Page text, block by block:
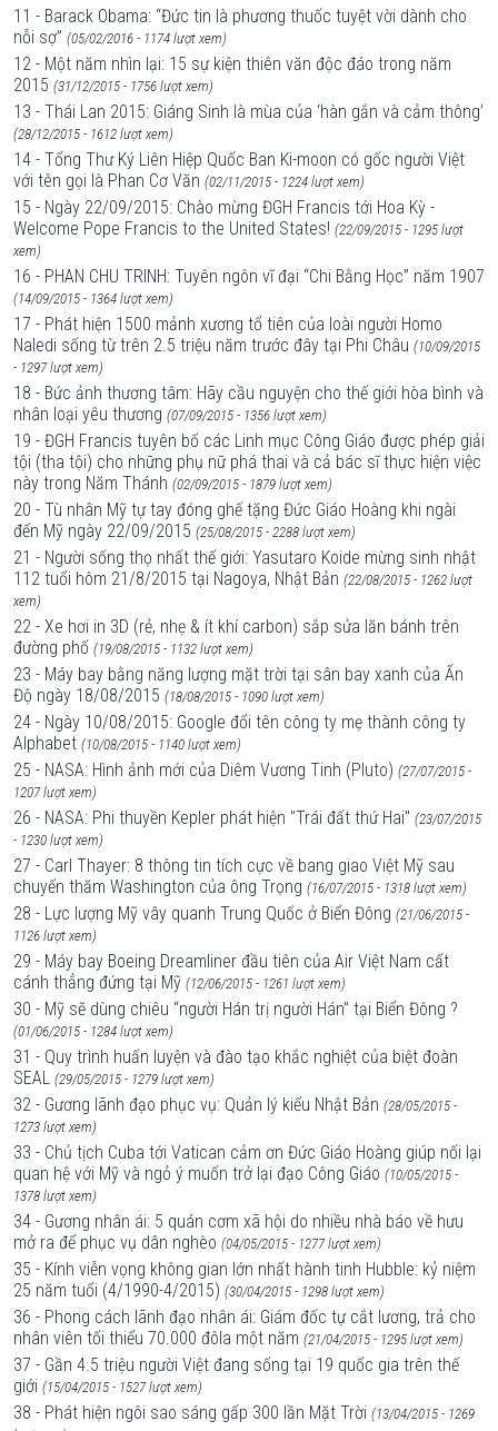
11 - Barack Obama: “Đức tin là phương thuốc tuyệt vời dành cho
nỗi sợ” (05/02/2016 - 1174 lượt xem)
12 - Một năm nhìn lại: 15 sự kiện thiên văn độc đáo trong năm
2015 (31/12/2015 - 1756 lượt xem)
13 - Thái Lan 2015: Giáng Sinh là mùa của ‘hàn gắn và cảm thông’
(28/12/2015 - 1612 lượt xem)
14 - Tổng Thư Ký Liên Hiệp Quốc Ban Ki-moon có gốc người Việt
với tên gọi là Phan Cơ Văn (02/11/2015 - 1224 lượt xem)
15 - Ngày 22/09/2015: Chào mừng ĐGH Francis tới Hoa Kỳ -
Welcome Pope Francis to the United States! (22/09/2015 - 1295 lượt
xem)
16 - PHAN CHU TRINH: Tuyên ngôn vĩ đại “Chi Bằng Học” năm 1907
(14/09/2015 - 1364 lượt xem)
17 - Phát hiện 1500 mảnh xương tổ tiên của loài người Homo
Naledi sống từ trên 2.5 triệu năm trước đây tại Phi Châu (10/09/2015
- 1297 lượt xem)
18 - Bức ảnh thương tâm: Hãy cầu nguyện cho thế giới hòa bình và
nhân loại yêu thương (07/09/2015 - 1356 lượt xem)
19 - ĐGH Francis tuyên bố các Linh mục Công Giáo được phép giải
tội (tha tội) cho những phụ nữ phá thai và cả bác sĩ thực hiện việc
này trong Năm Thánh (02/09/2015 - 1879 lượt xem)
20 - Tù nhân Mỹ tự tay đóng ghế tặng Đức Giáo Hoàng khi ngài
đến Mỹ ngày 22/09/2015 (25/08/2015 - 2288 lượt xem)
21 - Người sống thọ nhất thế giới: Yasutaro Koide mừng sinh nhật
112 tuổi hôm 21/8/2015 tại Nagoya, Nhật Bản (22/08/2015 - 1262 lượt
xem)
22 - Xe hơi in 3D (rẻ, nhẹ & ít khí carbon) sắp sửa lăn bánh trên
đường phố (19/08/2015 - 1132 lượt xem)
23 - Máy bay bằng năng lượng mặt trời tại sân bay xanh của Ấn
Độ ngày 18/08/2015 (18/08/2015 - 1090 lượt xem)
24 - Ngày 10/08/2015: Google đổi tên công ty mẹ thành công ty
Alphabet (10/08/2015 - 1140 lượt xem)
25 - NASA: Hình ảnh mới của Diêm Vương Tinh (Pluto) (27/07/2015 -
1207 lượt xem)
26 - NASA: Phi thuyền Kepler phát hiện "Trái đất thứ Hai" (23/07/2015
- 1230 lượt xem)
27 - Carl Thayer: 8 thông tin tích cực về bang giao Việt Mỹ sau
chuyến thăm Washington của ông Trọng (16/07/2015 - 1318 lượt xem)
28 - Lực lượng Mỹ vây quanh Trung Quốc ở Biển Đông (21/06/2015 -
1126 lượt xem)
29 - Máy bay Boeing Dreamliner đầu tiên của Air Việt Nam cất
cánh thẳng đứng tại Mỹ (12/06/2015 - 1261 lượt xem)
30 - Mỹ sẽ dùng chiêu “người Hán trị người Hán” tại Biển Đông ?
(01/06/2015 - 1284 lượt xem)
31 - Quy trình huấn luyện và đào tạo khắc nghiệt của biệt đoàn
SEAL (29/05/2015 - 1279 lượt xem)
32 - Gương lãnh đạo phục vụ: Quản lý kiểu Nhật Bản (28/05/2015 -
1273 lượt xem)
33 - Chủ tịch Cuba tới Vatican cảm ơn Đức Giáo Hoàng giúp nối lại
quan hệ với Mỹ và ngỏ ý muốn trở lại đạo Công Giáo (10/05/2015 -
1378 lượt xem)
34 - Gương nhân ái: 5 quán cơm xã hội do nhiều nhà báo về hưu
mở ra để phục vụ dân nghèo (04/05/2015 - 1277 lượt xem)
35 - Kính viễn vọng không gian lớn nhất hành tinh Hubble: kỷ niệm
25 năm tuổi (4/1990-4/2015) (30/04/2015 - 1298 lượt xem)
36 - Phong cách lãnh đạo nhân ái: Giám đốc tự cắt lương, trả cho
nhân viên tối thiểu 70.000 đôla một năm (21/04/2015 - 1295 lượt xem)
37 - Gần 4.5 triệu người Việt đang sống tại 19 quốc gia trên thế
giới (15/04/2015 - 1527 lượt xem)
38 - Phát hiện ngôi sao sáng gấp 300 lần Mặt Trời (13/04/2015 - 1269